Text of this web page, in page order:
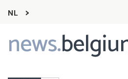
NL
news.
Main
navigation